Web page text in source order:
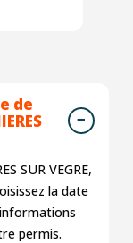
de
SUR VEGRE,
la date
permis.